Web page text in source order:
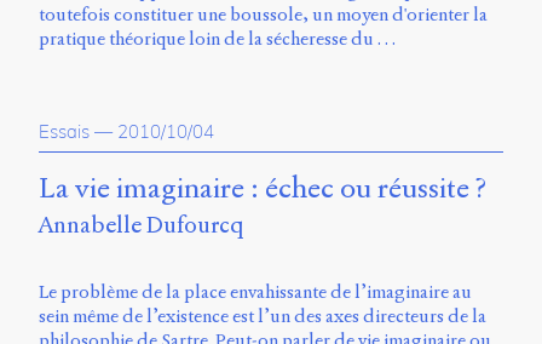
toutefois constituer une boussole, un moyen d'orienter la
pratique théorique loin de la sécheresse du …
Essais — 2010/10/04
La vie imaginaire : échec ou réussite ?
Annabelle Dufourcq
Le problème de la place envahissante de l’imaginaire au
sein même de l’existence est l’un des axes directeurs de la